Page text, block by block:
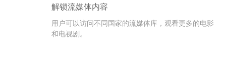
解锁流媒体内容
用户可以访问不同国家的流媒体库，观看更多的电影
和电视剧。